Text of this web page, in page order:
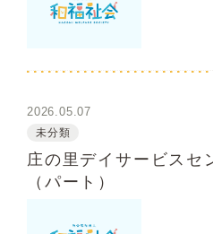
2026.05.07
未分類
庄の里デイサービスセ
（パート）